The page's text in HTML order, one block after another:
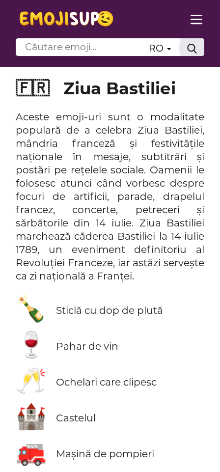
RO
🇫🇷 Ziua Bastiliei
Aceste emoji-uri sunt o modalitate
populară de a celebra Ziua Bastiliei,
mândria franceză și festivitățile
naționale în mesaje, subtitrări și
postări pe rețelele sociale. Oamenii le
folosesc atunci când vorbesc despre
focuri de artificii, parade, drapelul
francez, concerte, petreceri și
sărbătorile din 14 iulie. Ziua Bastiliei
marchează căderea Bastiliei la 14 iulie
1789, un eveniment definitoriu al
Revoluției Franceze, iar astăzi servește
ca zi națională a Franței.
🍾 Sticlă cu dop de plută
🍷 Pahar de vin
🥂 Ochelari care clipesc
🏰 Castelul
🚒 Mașină de pompieri